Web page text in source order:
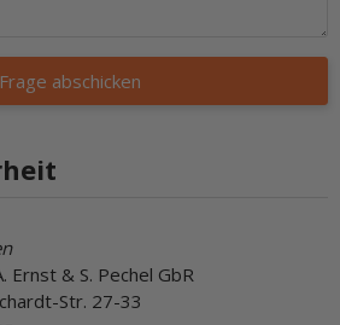
Frage abschicken
Ernst & S. Pechel GbR
Str. 27-33